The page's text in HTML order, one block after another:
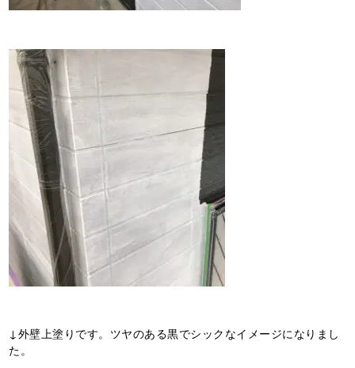
↓外壁上塗りです。ツヤのある黒でシックなイメージになりまし
た。